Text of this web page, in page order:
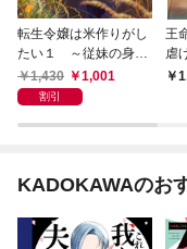
転生令嬢は米作りがし
たい１ ～従妹の身代
わりに醜い辺境伯に嫁
がされましたが、とて
す～【電子書店共通特
1,430 1,001
割引
王
虐
な
KADOKAWAのお